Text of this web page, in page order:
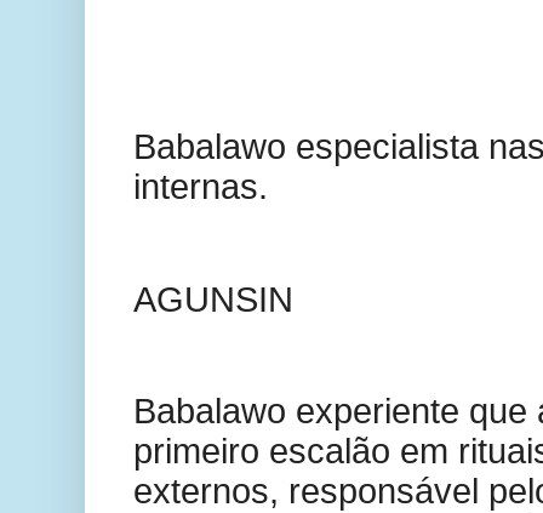
Babalawo especialista
internas.
AGUNSIN
Babalawo experiente que
primeiro escalão em
externos, responsável